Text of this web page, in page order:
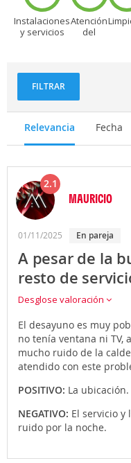
Instalaciones
y servicios
Atención
del
FILTRAR
Relevancia Fecha
2.1
MAURICIO
01/11/2025 en pareja
A pesar de la
resto de
Desglose valoración
El desayuno es muy
no tenía ventana ni TV,
mucho ruido de la
atendido con este
POSITIVO: La ubicación.
NEGATIVO: El servicio y
ruido por la noche.